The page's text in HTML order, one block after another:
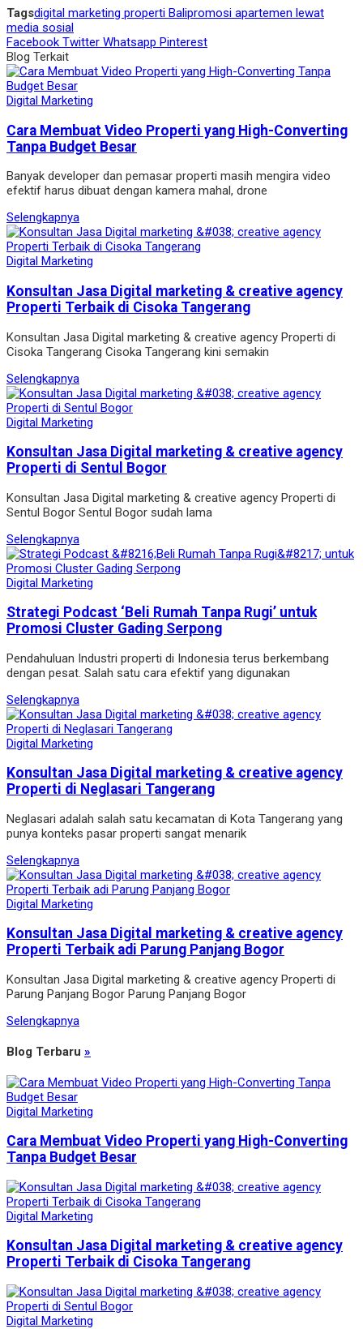
Tagsdigital marketing properti Balipromosi apartemen lewat
media sosial
Facebook Twitter Whatsapp Pinterest
Blog Terkait
Digital Marketing
Cara Membuat Video Properti yang High-Converting
Tanpa Budget Besar
Banyak developer dan pemasar properti masih mengira video
efektif harus dibuat dengan kamera mahal, drone
Selengkapnya
Digital Marketing
Konsultan Jasa Digital marketing & creative agency
Properti Terbaik di Cisoka Tangerang
Konsultan Jasa Digital marketing & creative agency Properti di
Cisoka Tangerang Cisoka Tangerang kini semakin
Selengkapnya
Digital Marketing
Konsultan Jasa Digital marketing & creative agency
Properti di Sentul Bogor
Konsultan Jasa Digital marketing & creative agency Properti di
Sentul Bogor Sentul Bogor sudah lama
Selengkapnya
Digital Marketing
Strategi Podcast ‘Beli Rumah Tanpa Rugi’ untuk
Promosi Cluster Gading Serpong
Pendahuluan Industri properti di Indonesia terus berkembang
dengan pesat. Salah satu cara efektif yang digunakan
Selengkapnya
Digital Marketing
Konsultan Jasa Digital marketing & creative agency
Properti di Neglasari Tangerang
Neglasari adalah salah satu kecamatan di Kota Tangerang yang
punya konteks pasar properti sangat menarik
Selengkapnya
Digital Marketing
Konsultan Jasa Digital marketing & creative agency
Properti Terbaik adi Parung Panjang Bogor
Konsultan Jasa Digital marketing & creative agency Properti di
Parung Panjang Bogor Parung Panjang Bogor
Selengkapnya
Blog Terbaru »
Digital Marketing
Cara Membuat Video Properti yang High-Converting
Tanpa Budget Besar
Digital Marketing
Konsultan Jasa Digital marketing & creative agency
Properti Terbaik di Cisoka Tangerang
Digital Marketing